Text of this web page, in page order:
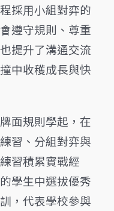
採用小組對弈的
遵守規則、尊重
提升了溝通交流
中收穫成長與快
面規則學起，在
習、分組對弈與
習積累實戰經
學生中選拔優秀
，代表學校參與